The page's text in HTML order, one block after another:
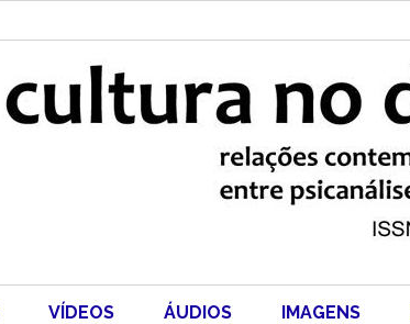
VÍDEOS ÁUDIOS IMAGENS